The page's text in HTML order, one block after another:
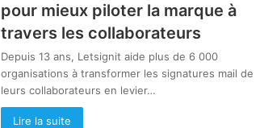
pour mieux piloter la marque à
travers les collaborateurs
Depuis 13 ans, Letsignit aide plus de 6 000
organisations à transformer les signatures mail de
leurs collaborateurs en levier…
Lire la suite